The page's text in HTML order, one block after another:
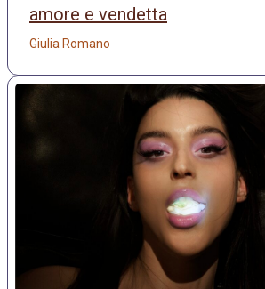
amore e vendetta
Giulia Romano